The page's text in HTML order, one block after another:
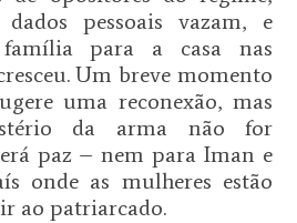
pessoais vazam, e
para a casa nas
Um breve momento
uma reconexão, mas
da arma não for
paz – nem para Iman e
onde as mulheres estão
ao patriarcado.